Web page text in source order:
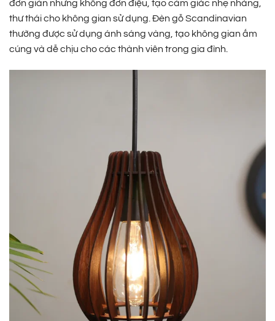
đơn giản nhưng không đơn điệu, tạo cảm giác nhẹ nhàng,
thư thái cho không gian sử dụng. Đèn gỗ Scandinavian
thường được sử dụng ánh sáng vàng, tạo không gian ấm
cúng và dễ chịu cho các thành viên trong gia đình.